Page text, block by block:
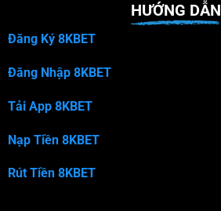
HƯỚNG DẪN
Đăng Ký 8KBET
Đăng Nhập 8KBET
Tải App 8KBET
Nạp Tiền 8KBET
Rút Tiền 8KBET